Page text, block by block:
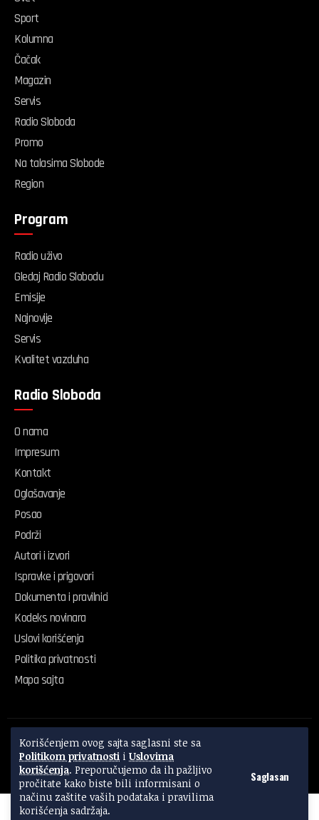
Korišćenjem ovog sajta saglasni ste sa
Politikom privatnosti i Uslovima
korišćenja. Preporučujemo da ih pažljivo
pročitate kako biste bili informisani o
načinu zaštite vaših podataka i pravilima
korišćenja sadržaja.
Saglasan
Sport
Kolumna
Čačak
Magazin
Servis
Radio Sloboda
Promo
Na talasima Slobode
Region
Program
Radio uživo
Gledaj Radio Slobodu
Emisije
Najnovije
Servis
Kvalitet vazduha
Radio Sloboda
O nama
Impresum
Kontakt
Oglašavanje
Posao
Podrži
Autori i izvori
Ispravke i prigovori
Dokumenta i pravilnici
Kodeks novinara
Uslovi korišćenja
Politika privatnosti
Mapa sajta
© 2024 – 2026 Radio Sloboda. Sva prava zadržana.
Politika privatnosti
Uslovi korišćenja
Made with
in Kraljevo Powered by